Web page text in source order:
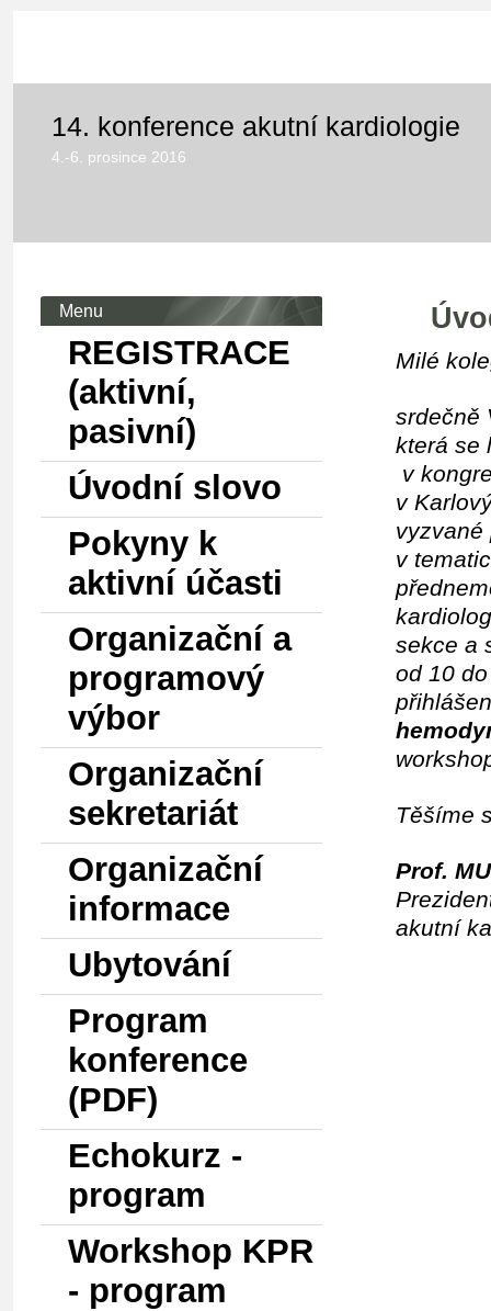
14. konference akutní kardiologie
4.-6. prosince 2016
Menu
REGISTRACE
(aktivní,
pasivní)
Úvodní slovo
Pokyny k
aktivní účasti
Organizační a
programový
výbor
Organizační
sekretariát
Organizační
informace
Ubytování
Program
konference
(PDF)
Echokurz -
program
Workshop KPR
- program
Milé
srdečně
která se
v
v
vyzvané
v
sekce a
od 10
Těšíme
Prof.
akutní